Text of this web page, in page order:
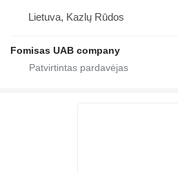
Lietuva, Kazlų Rūdos
Fomisas UAB company